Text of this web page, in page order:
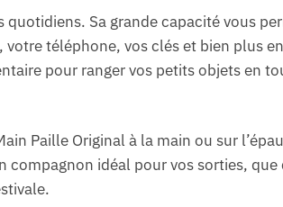
quotidiens. Sa grande capacité vous
téléphone, vos clés et bien plus
pour ranger vos petits objets en
Paille Original à la main ou sur
idéal pour vos sorties, que